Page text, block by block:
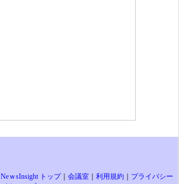
NeｗsInsight トップ｜ 会議室 利用規約
プライバシー